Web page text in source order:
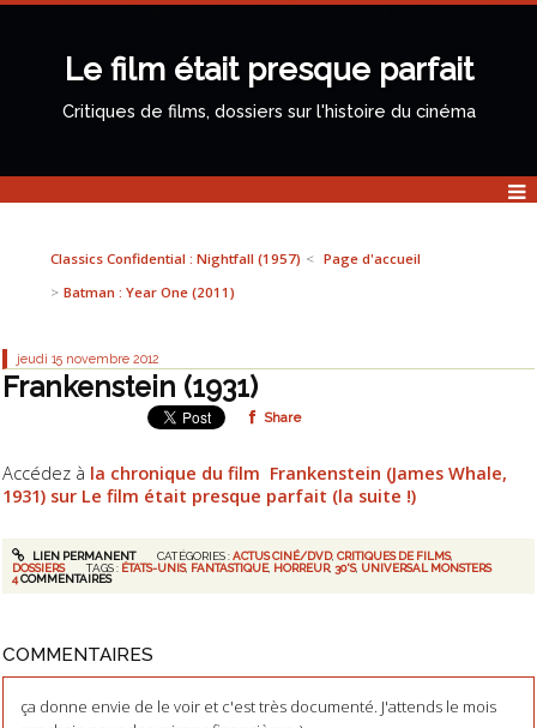
Le film était presque parfait
Critiques de films, dossiers sur l'histoire du cinéma
Classics Confidential : Nightfall (1957)
Page d'accueil
Batman : Year One (2011)
jeudi 15 novembre 2012
Frankenstein (1931)
Share
Accédez à la chronique du film Frankenstein (James Whale,
1931) sur Le film était presque parfait (la suite !)
LIEN PERMANENT CATÉGORIES :ACTUS CINÉ/DVD, CRITIQUES DE FILMS,
DOSSIERS
TAGS : ÉTATS-UNIS, FANTASTIQUE, HORREUR,30'S, UNIVERSAL MONSTERS
4COMMENTAIRES
COMMENTAIRES
ça donne envie de le voir et c'est très documenté. J'attends le mois